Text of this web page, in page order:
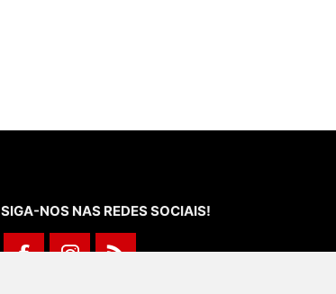
SIGA-NOS NAS REDES SOCIAIS!